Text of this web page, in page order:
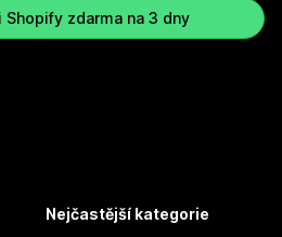
zdarma na 3 dny
Nejčastější kategorie